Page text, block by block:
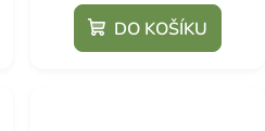
DO KOŠÍKU